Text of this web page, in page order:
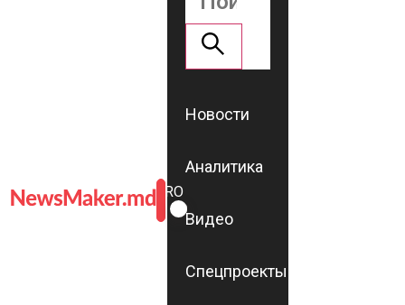
ROMÂNĂ
RU
Новости
Аналитика
Видео
Спецпроекты